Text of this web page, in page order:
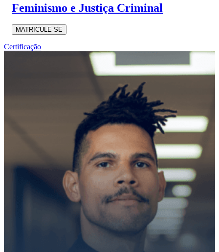
Feminismo e Justiça Criminal
MATRICULE-SE
Certificação